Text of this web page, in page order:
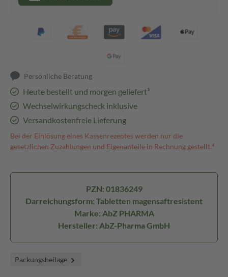
Persönliche Beratung
Heute bestellt und morgen geliefert³
Wechselwirkungscheck inklusive
Versandkostenfreie Lieferung
Bei der Einlösung eines Kassenrezeptes werden nur die
gesetzlichen Zuzahlungen und Eigenanteile in Rechnung gestellt.⁴
PZN: 01836249
Darreichungsform: Tabletten magensaftresistent
Marke: AbZ PHARMA
Hersteller: AbZ-Pharma GmbH
Packungsbeilage